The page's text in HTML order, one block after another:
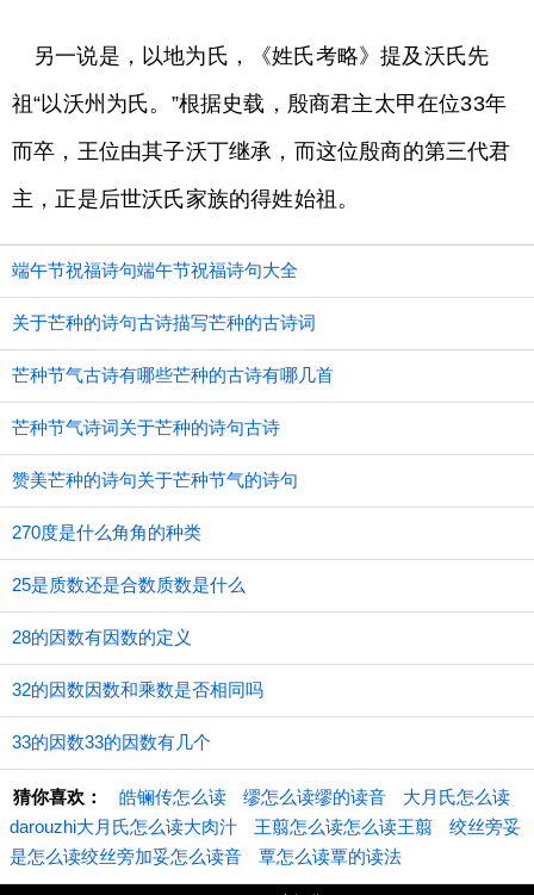
另一说是，以地为氏，《姓氏考略》提及沃氏先
祖“以沃州为氏。”根据史载，殷商君主太甲在位33年
而卒，王位由其子沃丁继承，而这位殷商的第三代君
主，正是后世沃氏家族的得姓始祖。
端午节祝福诗句端午节祝福诗句大全
关于芒种的诗句古诗描写芒种的古诗词
芒种节气古诗有哪些芒种的古诗有哪几首
芒种节气诗词关于芒种的诗句古诗
赞美芒种的诗句关于芒种节气的诗句
270度是什么角角的种类
25是质数还是合数质数是什么
28的因数有因数的定义
32的因数因数和乘数是否相同吗
33的因数33的因数有几个
猜你喜欢： 皓镧传怎么读 缪怎么读缪的读音
大月氏怎么读
darouzhi大月氏怎么读大肉汁
王翦怎么读怎么读王翦
绞丝旁妥
是怎么读绞丝旁加妥怎么读音
覃怎么读覃的读法